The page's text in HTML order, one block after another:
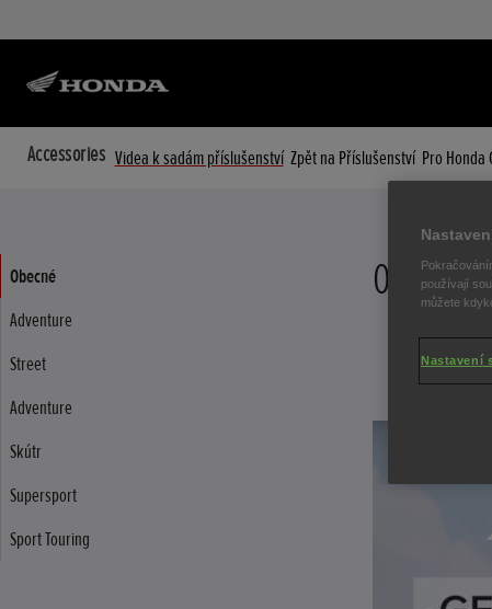
Accessories Videa k sadám příslušenství Zpět na Příslušenství Pro Honda
Obecné
Adventure
Street
Adventure
Skútr
Supersport
Sport Touring
Obecné
používají
můžete
Nastavení